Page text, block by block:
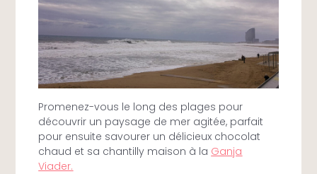
Promenez-vous le long des plages pour
découvrir un paysage de mer agitée, parfait
pour ensuite savourer un délicieux chocolat
chaud et sa chantilly maison à la Ganja
Viader.